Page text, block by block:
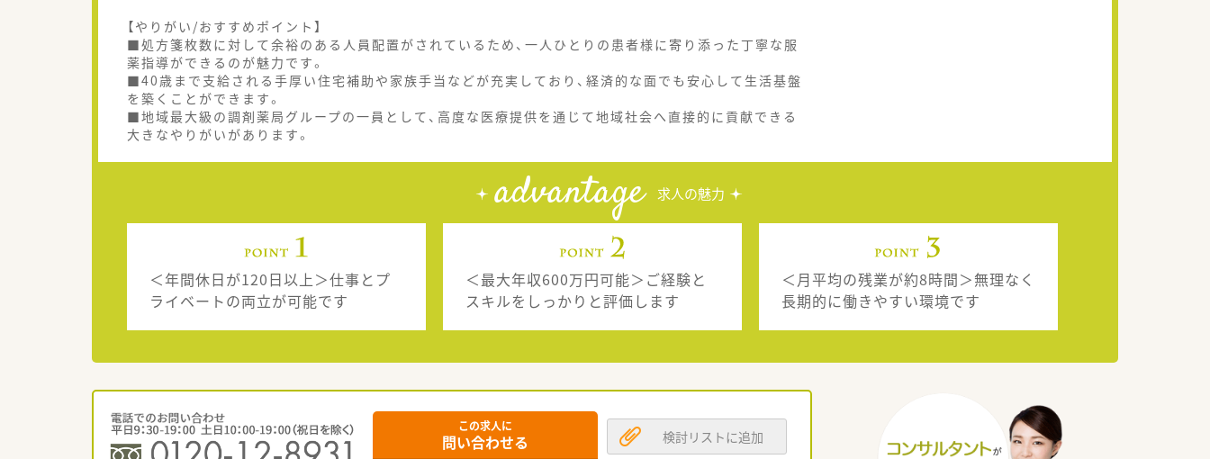
【やりがい/おすすめポイント】
■処方箋枚数に対して余裕のある人員配置がされているため、一人ひとりの患者様に寄り添った丁寧な服
薬指導ができるのが魅力です。
■40歳まで支給される手厚い住宅補助や家族手当などが充実しており、経済的な面でも安心して生活基盤
を築くことができます。
■地域最大級の調剤薬局グループの一員として、高度な医療提供を通じて地域社会へ直接的に貢献できる
大きなやりがいがあります。
advantage 求人の魅力
＜年間休日が120日以上＞仕事とプ
ライベートの両立が可能です
＜最大年収600万円可能＞ご経験と
スキルをしっかりと評価します
＜月平均の残業が約8時間＞無理なく
長期的に働きやすい環境です
この求人に
問い合わせる 検討リストに追加